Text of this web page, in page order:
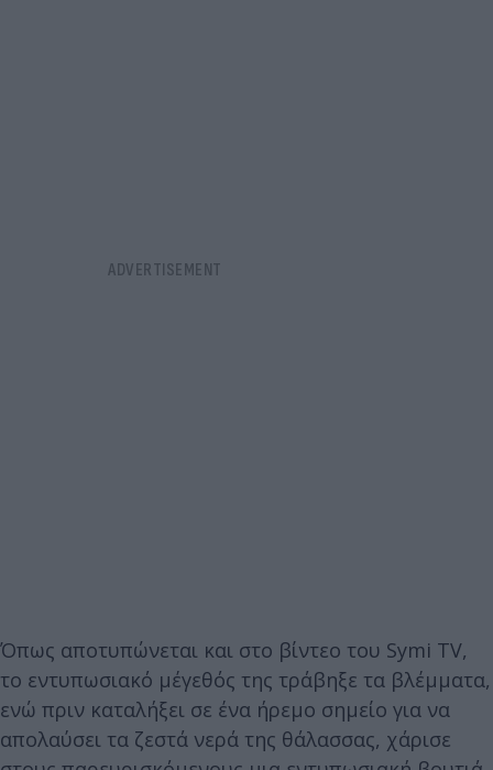
Όπως αποτυπώνεται και στο βίντεο του Symi TV,
το εντυπωσιακό μέγεθός της τράβηξε τα βλέμματα,
ενώ πριν καταλήξει σε ένα ήρεμο σημείο για να
απολαύσει τα ζεστά νερά της θάλασσας, χάρισε